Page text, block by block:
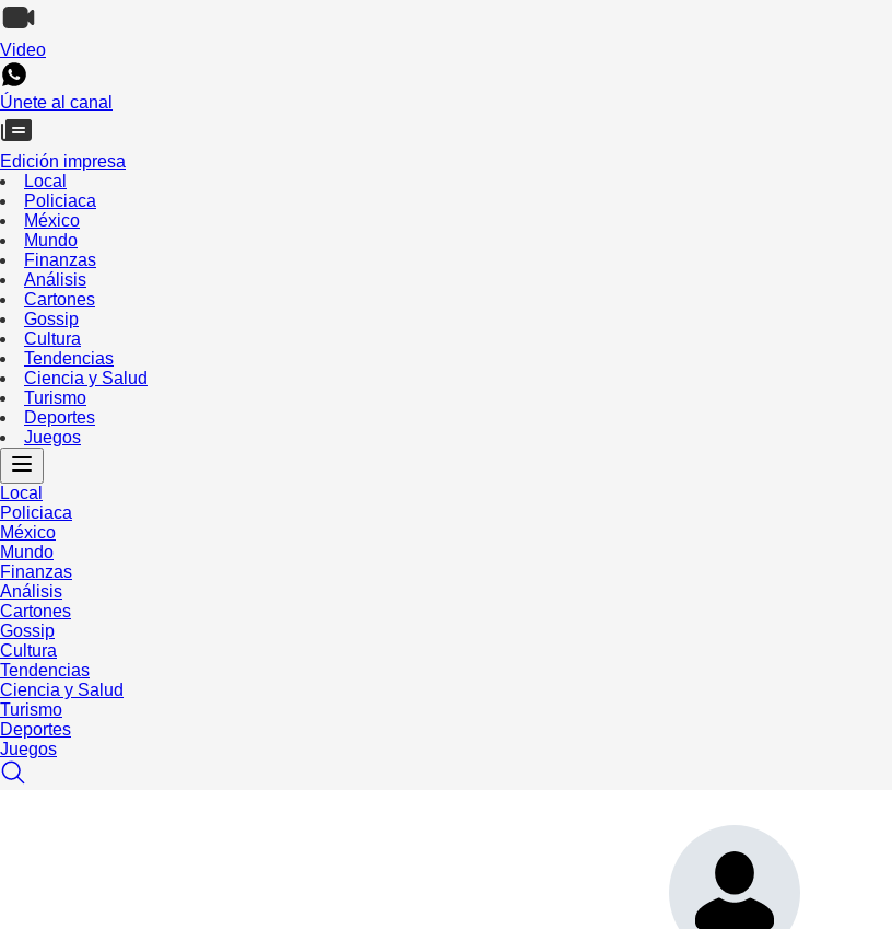
Video
Únete al canal
Edición impresa
Local
Policiaca
México
Mundo
Finanzas
Análisis
Cartones
Gossip
Cultura
Tendencias
Ciencia y Salud
Turismo
Deportes
Juegos
Local
Policiaca
México
Mundo
Finanzas
Análisis
Cartones
Gossip
Cultura
Tendencias
Ciencia y Salud
Turismo
Deportes
Juegos